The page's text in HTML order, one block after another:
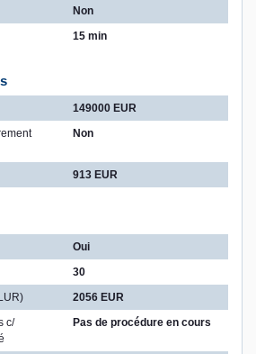
Non
15 min
149000 EUR
Non
913 EUR
Oui
30
2056 EUR
c/
Pas de procédure en cours